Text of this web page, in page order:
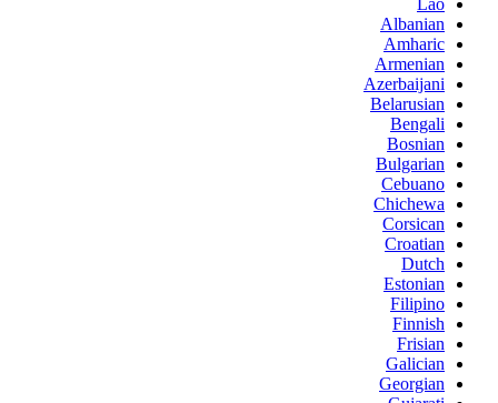
Albanian
Amharic
Armenian
Azerbaijani
Belarusian
Bengali
Bosnian
Bulgarian
Cebuano
Chichewa
Corsican
Croatian
Dutch
Estonian
Filipino
Finnish
Frisian
Galician
Georgian